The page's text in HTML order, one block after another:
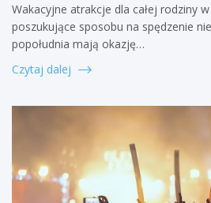
Wakacyjne atrakcje dla całej rodziny
poszukujące sposobu na spędzenie
popołudnia mają okazję…
Czytaj dalej